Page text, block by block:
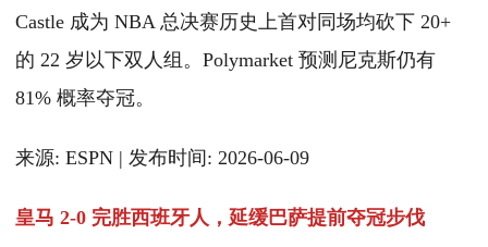
Castle 成为 NBA 总决赛历史上首对同场均砍下 20+
的 22 岁以下双人组。Polymarket 预测尼克斯仍有
81% 概率夺冠。
来源: ESPN | 发布时间: 2026-06-09
皇马 2-0 完胜西班牙人，延缓巴萨提前夺冠步伐